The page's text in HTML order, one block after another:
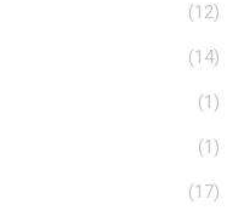
(12)
(14)
(1)
(1)
(17)